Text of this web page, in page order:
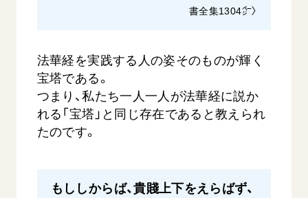
書全集1304㌻〉
法華経を実践する人の姿そのものが輝く
宝塔である。
つまり、私たち一人一人が法華経に説か
れる「宝塔」と同じ存在であると教えられ
たのです。
もししからば、貴賤上下をえらばず、